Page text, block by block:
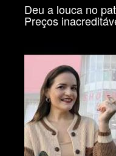
Deu a louca no
Preços